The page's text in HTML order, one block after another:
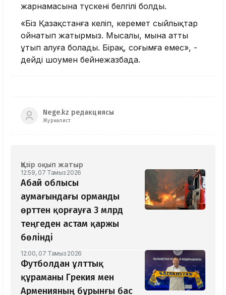
жарнамасына түскені белгілі болды.
«Біз Қазақстанға келіп, керемет сыйлықтар
ойнатып жатырмыз. Мысалы, мына атты
ұтып алуға болады. Бірақ, соғымға емес», -
дейді шоумен бейнежазбада.
Nege.kz редакциясы
Журналист
Қазір оқып жатыр
12:59, 07 Тамыз 2026
Абай облысы
аумағындағы орманды
өрттен қорғауға 3 млрд
теңгеден астам қаржы
бөлінді
12:00, 07 Тамыз 2026
Футболдан ұлттық
құраманы Грекия мен
Арменияның бұрынғы бас